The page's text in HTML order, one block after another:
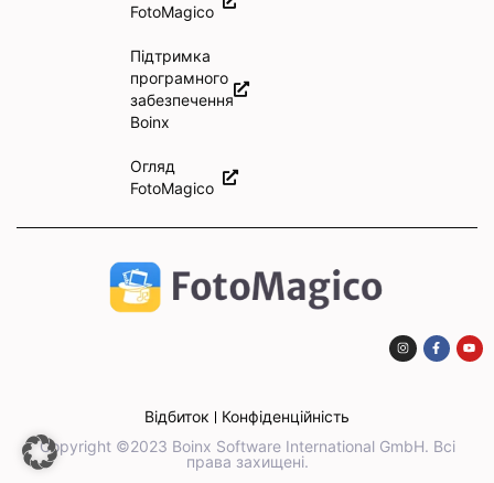
FotoMagico
Підтримка
програмного
забезпечення
Boinx
Огляд
FotoMagico
Відбиток
Конфіденційність
Copyright ©2023 Boinx Software International GmbH. Всі
права захищені.